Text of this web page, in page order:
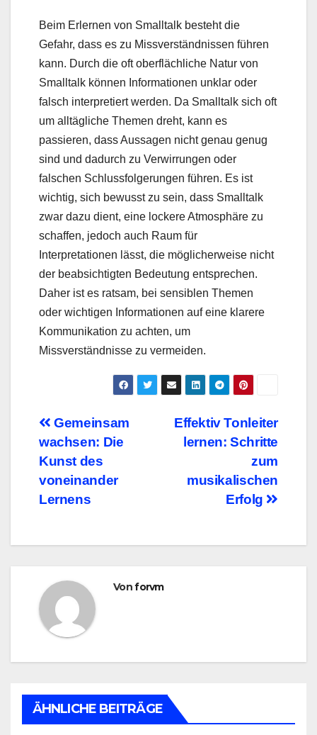
Beim Erlernen von Smalltalk besteht die
Gefahr, dass es zu Missverständnissen führen
kann. Durch die oft oberflächliche Natur von
Smalltalk können Informationen unklar oder
falsch interpretiert werden. Da Smalltalk sich oft
um alltägliche Themen dreht, kann es
passieren, dass Aussagen nicht genau genug
sind und dadurch zu Verwirrungen oder
falschen Schlussfolgerungen führen. Es ist
wichtig, sich bewusst zu sein, dass Smalltalk
zwar dazu dient, eine lockere Atmosphäre zu
schaffen, jedoch auch Raum für
Interpretationen lässt, die möglicherweise nicht
der beabsichtigten Bedeutung entsprechen.
Daher ist es ratsam, bei sensiblen Themen
oder wichtigen Informationen auf eine klarere
Kommunikation zu achten, um
Missverständnisse zu vermeiden.
Beitragsnavigation
Effektiv Tonleiter
lernen: Schritte
zum
musikalischen
Erfolg
Gemeinsam
wachsen: Die
Kunst des
voneinander
Lernens
Vonforvm
ÄHNLICHE BEITRÄGE